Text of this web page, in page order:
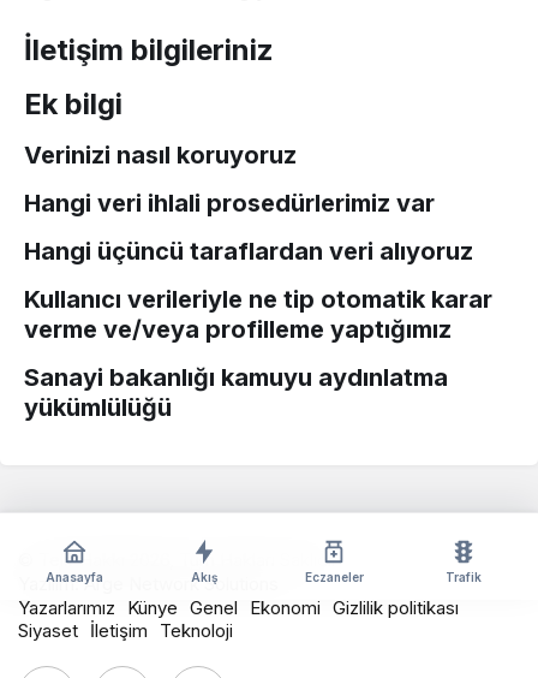
İletişim bilgileriniz
Ek bilgi
Verinizi nasıl koruyoruz
Hangi veri ihlali prosedürlerimiz var
Hangi üçüncü taraflardan veri alıyoruz
Kullanıcı verileriyle ne tip otomatik karar
verme ve/veya profilleme yaptığımız
Sanayi bakanlığı kamuyu aydınlatma
yükümlülüğü
Anasayfa Akış Eczaneler Trafik
© Telif Hakkı 2026, Tüm Hakları Saklıdır
Yazılım:Arge Network Solutions
Yazarlarımız
Künye Genel Ekonomi Gizlilik politikası
Siyaset İletişim Teknoloji